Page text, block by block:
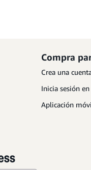
Compra
Crea una
Inicia sesión
Aplicación